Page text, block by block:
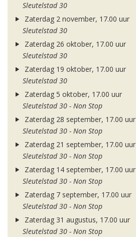
Sleutelstad 30
Zaterdag 2 november, 17.00 uur
Sleutelstad 30
Zaterdag 26 oktober, 17.00 uur
Sleutelstad 30
Zaterdag 19 oktober, 17.00 uur
Sleutelstad 30
Zaterdag 5 oktober, 17.00 uur
Sleutelstad 30 - Non Stop
Zaterdag 28 september, 17.00 uur
Sleutelstad 30 - Non Stop
Zaterdag 21 september, 17.00 uur
Sleutelstad 30 - Non Stop
Zaterdag 14 september, 17.00 uur
Sleutelstad 30 - Non Stop
Zaterdag 7 september, 17.00 uur
Sleutelstad 30 - Non Stop
Zaterdag 31 augustus, 17.00 uur
Sleutelstad 30 - Non Stop